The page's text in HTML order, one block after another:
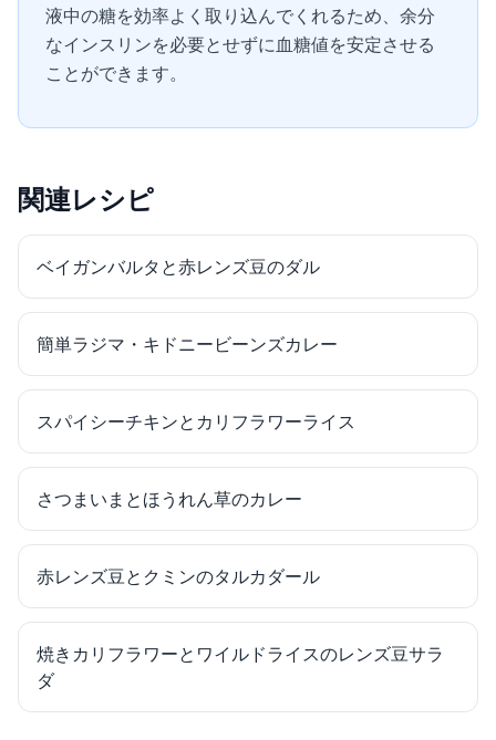
液中の糖を効率よく取り込んでくれるため、余分
なインスリンを必要とせずに血糖値を安定させる
ことができます。
関連レシピ
ベイガンバルタと赤レンズ豆のダル
簡単ラジマ・キドニービーンズカレー
スパイシーチキンとカリフラワーライス
さつまいまとほうれん草のカレー
赤レンズ豆とクミンのタルカダール
焼きカリフラワーとワイルドライスのレンズ豆サラ
ダ